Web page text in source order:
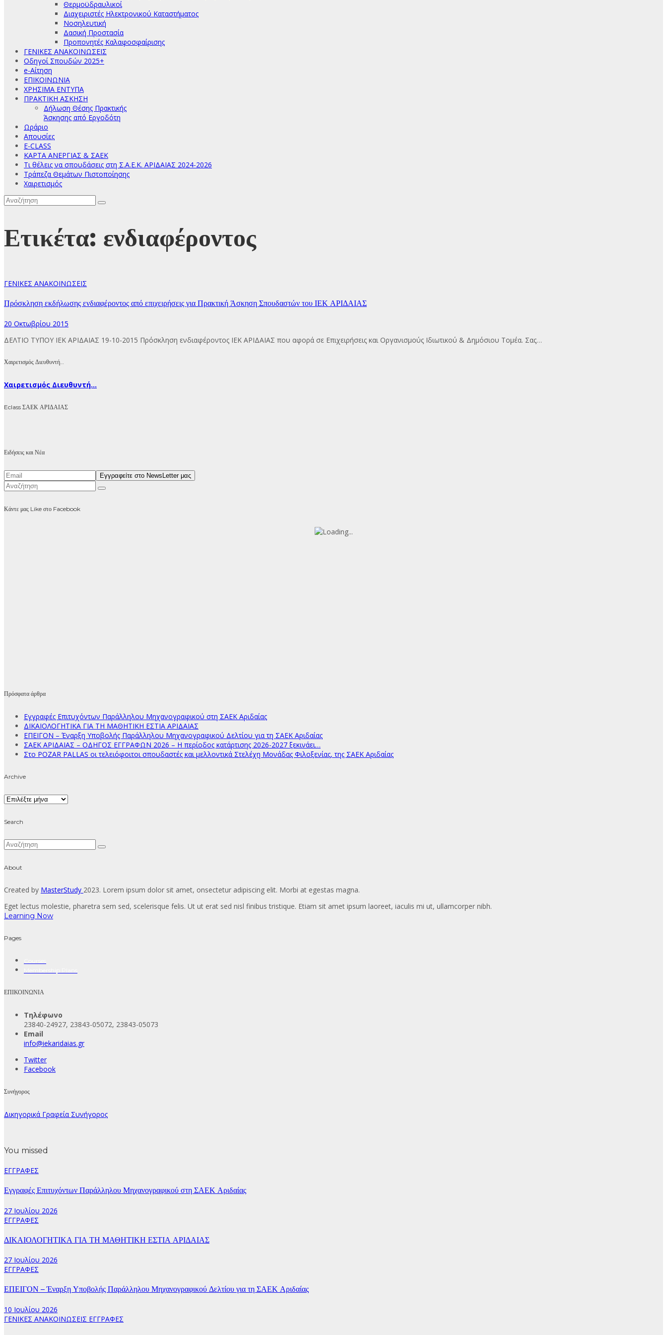
Θερμοϋδραυλικοί
Διαχειριστές Ηλεκτρονικού Καταστήματος
Νοσηλευτική
Δασική Προστασία
Προπονητές Καλαφοσφαίρισης
ΓΕΝΙΚΕΣ ΑΝΑΚΟΙΝΩΣΕΙΣ
Οδηγοί Σπουδών 2025+
e-Αίτηση
ΕΠΙΚΟΙΝΩΝΙΑ
ΧΡΗΣΙΜΑ ΕΝΤΥΠΑ
ΠΡΑΚΤΙΚΗ ΑΣΚΗΣΗ
Δήλωση Θέσης Πρακτικής
Άσκησης από Εργοδότη
Ωράριο
Απουσίες
E-CLASS
ΚΑΡΤΑ ΑΝΕΡΓΙΑΣ & ΣΑΕΚ
Τι θέλεις να σπουδάσεις στη Σ.Α.Ε.Κ. ΑΡΙΔΑΙΑΣ 2024-2026
Τράπεζα Θεμάτων Πιστοποίησης
Χαιρετισμός
Ετικέτα: ενδιαφέροντος
ΓΕΝΙΚΕΣ ΑΝΑΚΟΙΝΩΣΕΙΣ
Πρόσκληση εκδήλωσης ενδιαφέροντος από επιχειρήσεις για Πρακτική Άσκηση Σπουδαστών του ΙΕΚ ΑΡΙΔΑΙΑΣ
20 Οκτωβρίου 2015
ΔΕΛΤΙΟ ΤΥΠΟΥ ΙΕΚ ΑΡΙΔΑΙΑΣ 19-10-2015 Πρόσκληση ενδιαφέροντος ΙΕΚ ΑΡΙΔΑΙΑΣ που αφορά σε Επιχειρήσεις και Οργανισμούς Ιδιωτικού & Δημόσιου Τομέα. Σας…
Χαιρετισμός Διευθυντή…
Χαιρετισμός Διευθυντή...
Eclass ΣΑΕΚ ΑΡΙΔΑΙΑΣ
Ειδήσεις και Νέα
Κάντε μας Like στο Facebook
Πρόσφατα άρθρα
Εγγραφές Επιτυχόντων Παράλληλου Μηχανογραφικού στη ΣΑΕΚ Αριδαίας
ΔΙΚΑΙΟΛΟΓΗΤΙΚΑ ΓΙΑ ΤΗ ΜΑΘΗΤΙΚΗ ΕΣΤΙΑ ΑΡΙΔΑΙΑΣ
ΕΠΕΙΓΟΝ – Έναρξη Υποβολής Παράλληλου Μηχανογραφικού Δελτίου για τη ΣΑΕΚ Αριδαίας
ΣΑΕΚ ΑΡΙΔΑΙΑΣ – ΟΔΗΓΟΣ ΕΓΓΡΑΦΩΝ 2026 – Η περίοδος κατάρτισης 2026-2027 ξεκινάει…
Στο POZAR PALLAS οι τελειόφοιτοι σπουδαστές και μελλοντικά Στελέχη Μονάδας Φιλοξενίας, της ΣΑΕΚ Αριδαίας
Archive
Archive
Search
About
Created by MasterStudy 2023. Lorem ipsum dolor sit amet, onsectetur adipiscing elit. Morbi at egestas magna.
Eget lectus molestie, pharetra sem sed, scelerisque felis. Ut ut erat sed nisl finibus tristique. Etiam sit amet ipsum laoreet, iaculis mi ut, ullamcorper nibh.
Learning Now
Pages
ΕΠΙΚΟΙΝΩΝΙΑ
Τηλέφωνο
23840-24927, 23843-05072, 23843-05073
Email
info@iekaridaias.gr
Twitter
Facebook
Συνήγορος
Δικηγορικά Γραφεία Συνήγορος
You missed
ΕΓΓΡΑΦΕΣ
Εγγραφές Επιτυχόντων Παράλληλου Μηχανογραφικού στη ΣΑΕΚ Αριδαίας
27 Ιουλίου 2026
ΕΓΓΡΑΦΕΣ
ΔΙΚΑΙΟΛΟΓΗΤΙΚΑ ΓΙΑ ΤΗ ΜΑΘΗΤΙΚΗ ΕΣΤΙΑ ΑΡΙΔΑΙΑΣ
27 Ιουλίου 2026
ΕΓΓΡΑΦΕΣ
ΕΠΕΙΓΟΝ – Έναρξη Υποβολής Παράλληλου Μηχανογραφικού Δελτίου για τη ΣΑΕΚ Αριδαίας
10 Ιουλίου 2026
ΓΕΝΙΚΕΣ ΑΝΑΚΟΙΝΩΣΕΙΣ ΕΓΓΡΑΦΕΣ